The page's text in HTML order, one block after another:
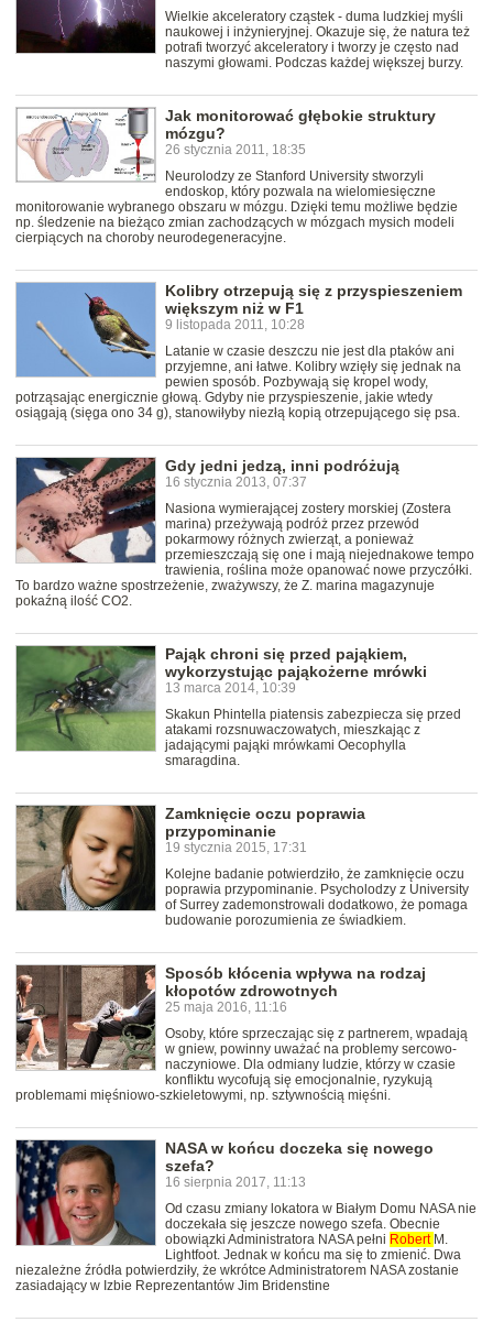
Wielkie akceleratory cząstek - duma ludzkiej myśli
naukowej i inżynieryjnej. Okazuje się, że natura też
potrafi tworzyć akceleratory i tworzy je często nad
naszymi głowami. Podczas każdej większej burzy.
Jak monitorować głębokie struktury
mózgu?
26 stycznia 2011, 18:35
Neurolodzy ze Stanford University stworzyli
endoskop, który pozwala na wielomiesięczne
monitorowanie wybranego obszaru w mózgu. Dzięki temu możliwe będzie
np. śledzenie na bieżąco zmian zachodzących w mózgach mysich modeli
cierpiących na choroby neurodegeneracyjne.
Kolibry otrzepują się z przyspieszeniem
większym niż w F1
9 listopada 2011, 10:28
Latanie w czasie deszczu nie jest dla ptaków ani
przyjemne, ani łatwe. Kolibry wzięły się jednak na
pewien sposób. Pozbywają się kropel wody,
potrząsając energicznie głową. Gdyby nie przyspieszenie, jakie wtedy
osiągają (sięga ono 34 g), stanowiłyby niezłą kopią otrzepującego się psa.
Gdy jedni jedzą, inni podróżują
16 stycznia 2013, 07:37
Nasiona wymierającej zostery morskiej (Zostera
marina) przeżywają podróż przez przewód
pokarmowy różnych zwierząt, a ponieważ
przemieszczają się one i mają niejednakowe tempo
trawienia, roślina może opanować nowe przyczółki.
To bardzo ważne spostrzeżenie, zważywszy, że Z. marina magazynuje
pokaźną ilość CO2.
Pająk chroni się przed pająkiem,
wykorzystując pająkożerne mrówki
13 marca 2014, 10:39
Skakun Phintella piatensis zabezpiecza się przed
atakami rozsnuwaczowatych, mieszkając z
jadającymi pająki mrówkami Oecophylla
smaragdina.
Zamknięcie oczu poprawia
przypominanie
19 stycznia 2015, 17:31
Kolejne badanie potwierdziło, że zamknięcie oczu
poprawia przypominanie. Psycholodzy z University
of Surrey zademonstrowali dodatkowo, że pomaga
budowanie porozumienia ze świadkiem.
Sposób kłócenia wpływa na rodzaj
kłopotów zdrowotnych
25 maja 2016, 11:16
Osoby, które sprzeczając się z partnerem, wpadają
w gniew, powinny uważać na problemy sercowo-
naczyniowe. Dla odmiany ludzie, którzy w czasie
konfliktu wycofują się emocjonalnie, ryzykują
problemami mięśniowo-szkieletowymi, np. sztywnością mięśni.
NASA w końcu doczeka się nowego
szefa?
16 sierpnia 2017, 11:13
Od czasu zmiany lokatora w Białym Domu NASA nie
doczekała się jeszcze nowego szefa. Obecnie
obowiązki Administratora NASA pełni Robert M.
Lightfoot. Jednak w końcu ma się to zmienić. Dwa
niezależne źródła potwierdziły, że wkrótce Administratorem NASA zostanie
zasiadający w Izbie Reprezentantów Jim Bridenstine